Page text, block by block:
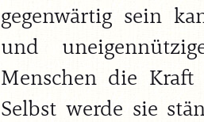
gegenwärtig sein
und
Menschen die
Selbst werde sie